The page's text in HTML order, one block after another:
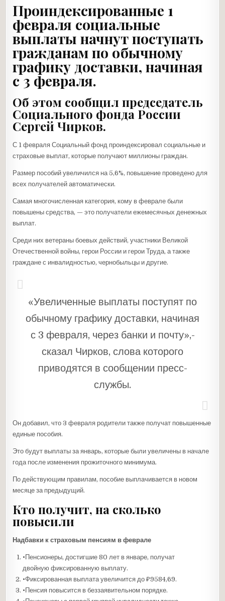
Проиндексированные 1
февраля социальные
выплаты начнут поступать
гражданам по обычному
графику доставки, начиная
с 3 февраля.
Об этом сообщил председатель
Социального фонда России
Сергей Чирков.
С 1 февраля Социальный фонд проиндексировал социальные и
страховые выплат, которые получают миллионы граждан.
Размер пособий увеличился на 5,6%, повышение проведено для
всех получателей автоматически.
Самая многочисленная категория, кому в феврале были
повышены средства, — это получатели ежемесячных денежных
выплат.
Среди них ветераны боевых действий, участники Великой
Отечественной войны, герои России и герои Труда, а также
граждане с инвалидностью, чернобыльцы и другие.
«Увеличенные выплаты поступят по
обычному графику доставки, начиная
с 3 февраля, через банки и почту»,-
сказал Чирков, слова которого
приводятся в сообщении пресс-
службы.
Он добавил, что 3 февраля родители также получат повышенные
единые пособия.
Это будут выплаты за январь, которые были увеличены в начале
года после изменения прожиточного минимума.
По действующим правилам, пособие выплачивается в новом
месяце за предыдущий.
Кто получит, на сколько
повысили
Надбавки к страховым пенсиям в феврале
•Пенсионеры, достигшие 80 лет в январе, получат
двойную фиксированную выплату.
•Фиксированная выплата увеличится до ₽9584,69.
•Пенсия повысится в беззаявительном порядке.